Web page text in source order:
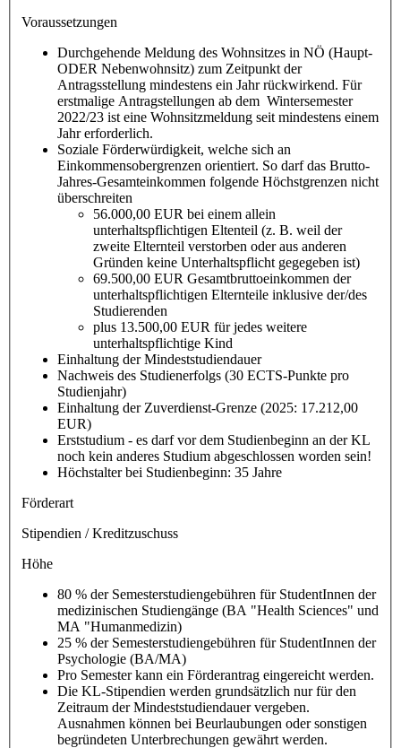
Voraussetzungen
Durchgehende Meldung des Wohnsitzes in NÖ (Haupt-
ODER Nebenwohnsitz) zum Zeitpunkt der
Antragsstellung mindestens ein Jahr rückwirkend. Für
erstmalige Antragstellungen ab dem Wintersemester
2022/23 ist eine Wohnsitzmeldung seit mindestens einem
Jahr erforderlich.
Soziale Förderwürdigkeit, welche sich an
Einkommensobergrenzen orientiert. So darf das Brutto-
Jahres-Gesamteinkommen folgende Höchstgrenzen nicht
überschreiten
56.000,00 EUR bei einem allein
unterhaltspflichtigen Eltenteil (z. B. weil der
zweite Elternteil verstorben oder aus anderen
Gründen keine Unterhaltspflicht gegegeben ist)
69.500,00 EUR Gesamtbruttoeinkommen der
unterhaltspflichtigen Elternteile inklusive der/des
Studierenden
plus 13.500,00 EUR für jedes weitere
unterhaltspflichtige Kind
Einhaltung der Mindeststudiendauer
Nachweis des Studienerfolgs (30 ECTS-Punkte pro
Studienjahr)
Einhaltung der Zuverdienst-Grenze (2025: 17.212,00
EUR)
Erststudium - es darf vor dem Studienbeginn an der KL
noch kein anderes Studium abgeschlossen worden sein!
Höchstalter bei Studienbeginn: 35 Jahre
Förderart
Stipendien / Kreditzuschuss
Höhe
80 % der Semesterstudiengebühren für StudentInnen der
medizinischen Studiengänge (BA "Health Sciences" und
MA "Humanmedizin)
25 % der Semesterstudiengebühren für StudentInnen der
Psychologie (BA/MA)
Pro Semester kann ein Förderantrag eingereicht werden.
Die KL-Stipendien werden grundsätzlich nur für den
Zeitraum der Mindeststudiendauer vergeben.
Ausnahmen können bei Beurlaubungen oder sonstigen
begründeten Unterbrechungen gewährt werden.